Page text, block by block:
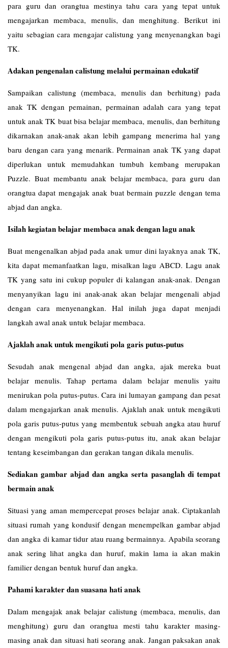
para guru dan orangtua mestinya tahu cara yang tepat untuk
mengajarkan membaca, menulis, dan menghitung. Berikut ini
yaitu sebagian cara mengajar calistung yang menyenangkan bagi
TK.
Adakan pengenalan calistung melalui permainan edukatif
Sampaikan calistung (membaca, menulis dan berhitung) pada
anak TK dengan pemainan, permainan adalah cara yang tepat
untuk anak TK buat bisa belajar membaca, menulis, dan berhitung
dikarnakan anak-anak akan lebih gampang menerima hal yang
baru dengan cara yang menarik. Permainan anak TK yang dapat
diperlukan untuk memudahkan tumbuh kembang merupakan
Puzzle. Buat membantu anak belajar membaca, para guru dan
orangtua dapat mengajak anak buat bermain puzzle dengan tema
abjad dan angka.
Isilah kegiatan belajar membaca anak dengan lagu anak
Buat mengenalkan abjad pada anak umur dini layaknya anak TK,
kita dapat memanfaatkan lagu, misalkan lagu ABCD. Lagu anak
TK yang satu ini cukup populer di kalangan anak-anak. Dengan
menyanyikan lagu ini anak-anak akan belajar mengenali abjad
dengan cara menyenangkan. Hal inilah juga dapat menjadi
langkah awal anak untuk belajar membaca.
Ajaklah anak untuk mengikuti pola garis putus-putus
Sesudah anak mengenal abjad dan angka, ajak mereka buat
belajar menulis. Tahap pertama dalam belajar menulis yaitu
menirukan pola putus-putus. Cara ini lumayan gampang dan pesat
dalam mengajarkan anak menulis. Ajaklah anak untuk mengikuti
pola garis putus-putus yang membentuk sebuah angka atau huruf
dengan mengikuti pola garis putus-putus itu, anak akan belajar
tentang keseimbangan dan gerakan tangan dikala menulis.
Sediakan gambar abjad dan angka serta pasanglah di tempat
bermain anak
Situasi yang aman mempercepat proses belajar anak. Ciptakanlah
situasi rumah yang kondusif dengan menempelkan gambar abjad
dan angka di kamar tidur atau ruang bermainnya. Apabila seorang
anak sering lihat angka dan huruf, makin lama ia akan makin
familier dengan bentuk huruf dan angka.
Pahami karakter dan suasana hati anak
Dalam mengajak anak belajar calistung (membaca, menulis, dan
menghitung) guru dan orangtua mesti tahu karakter masing-
masing anak dan situasi hati seorang anak. Jangan paksakan anak